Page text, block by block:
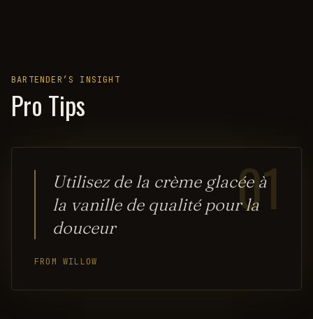
BARTENDER’S INSIGHT
Pro Tips
01
Utilisez de la crème glacée à
la vanille de qualité pour la
douceur
FROM WILLOW